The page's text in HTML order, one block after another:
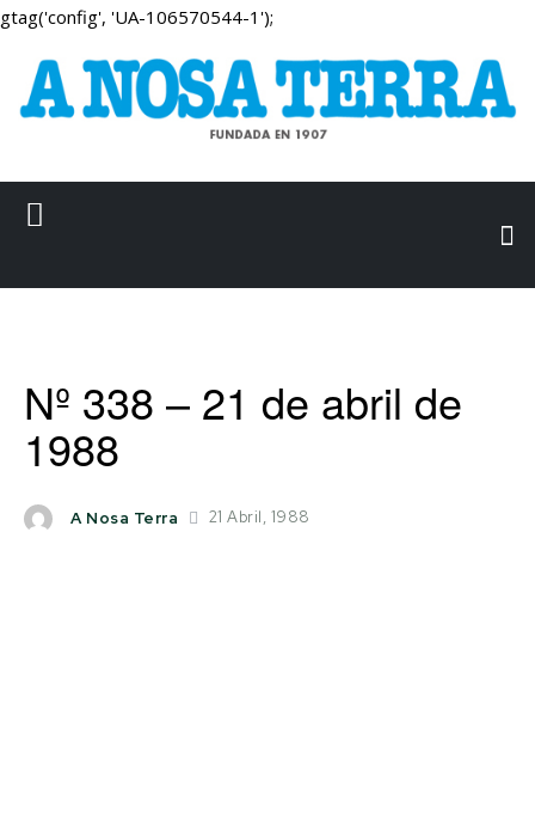
gtag('config', 'UA-106570544-1');
Nº 338 – 21 de abril de
1988
A Nosa Terra 21 Abril, 1988